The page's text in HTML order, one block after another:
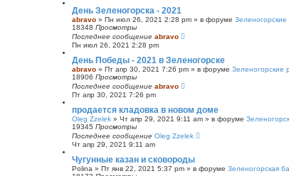
День Зеленогорска - 2021
abravo » Пн июл 26, 2021 2:28 pm » в форуме Зеленогорские
18348 Просмотры
Последнее сообщение abravo
Пн июл 26, 2021 2:28 pm
День Победы - 2021 в Зеленогорске
abravo » Пт апр 30, 2021 7:26 pm » в форуме Зеленогорские
18906 Просмотры
Последнее сообщение abravo
Пт апр 30, 2021 7:26 pm
продается кладовка в новом доме
Oleg Zzelek » Чт апр 29, 2021 9:11 am » в форуме
19345 Просмотры
Последнее сообщение Oleg Zzelek
Чт апр 29, 2021 9:11 am
Чугунные казан и сковороды
Polina » Пт янв 22, 2021 5:37 pm » в форуме Зеленогорская